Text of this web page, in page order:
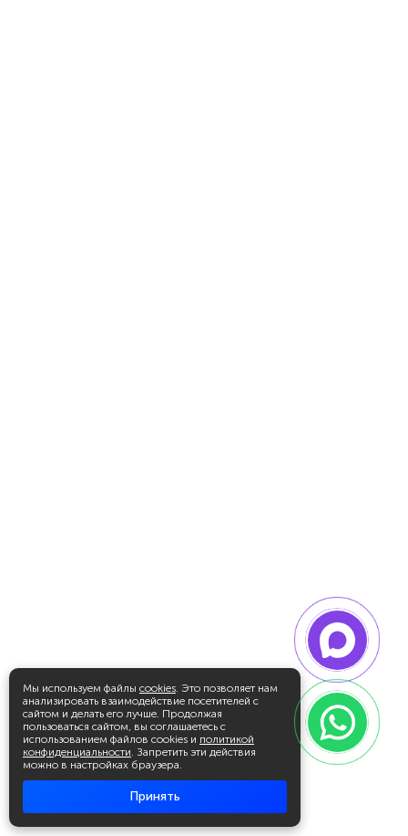
Мы используем файлы cookies. Это позволяет нам
анализировать взаимодействие посетителей с
сайтом и делать его лучше. Продолжая
пользоваться сайтом, вы соглашаетесь с
использованием файлов cookies и политикой
конфиденциальности. Запретить эти действия
можно в настройках браузера.
Принять